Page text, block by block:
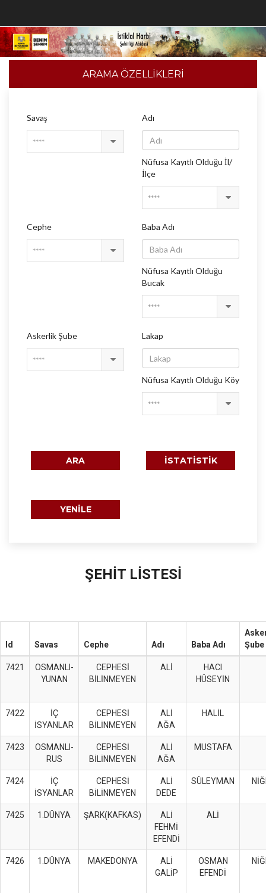
ARAMA ÖZELLİKLERİ
Savaş
****
Adı
Nüfusa Kayıtlı Olduğu İl/
İlçe
****
Cephe
****
Baba Adı
Nüfusa Kayıtlı Olduğu
Bucak
****
Askerlik Şube
****
Lakap
Nüfusa Kayıtlı Olduğu Köy
****
ARA İSTATİSTİK
YENİLE
ŞEHİT LİSTESİ
Id Savas Cephe Adı Baba Adı
Şube
7421
OSMANLI-
YUNAN
CEPHESİ
BİLİNMEYEN
ALİ
HACI
HÜSEYİN
7422
İÇ
İSYANLAR
CEPHESİ
BİLİNMEYEN
ALİ
AĞA
HALİL
7423
OSMANLI-
RUS
CEPHESİ
BİLİNMEYEN
ALİ
AĞA
MUSTAFA
7424
İÇ
İSYANLAR
CEPHESİ
BİLİNMEYEN
ALİ
DEDE
SÜLEYMAN
7425 1.DÜNYA ŞARK(KAFKAS)
ALİ
FEHMİ
EFENDİ
ALİ
7426 1.DÜNYA MAKEDONYA
ALİ
GALİP
OSMAN
EFENDİ